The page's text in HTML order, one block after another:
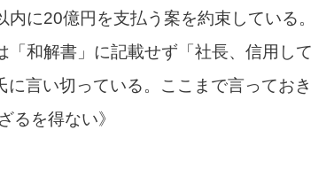
に20億円を支払う案を約束している。
和解書」に記載せず「社長、信用して
言い切っている。ここまで言っておき
るを得ない》